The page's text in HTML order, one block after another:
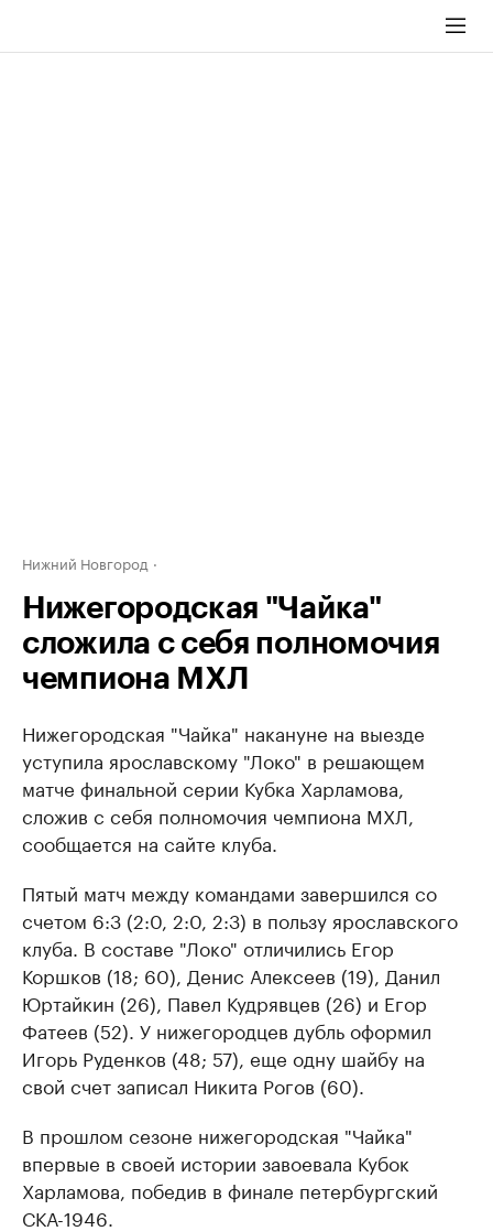
Нижний Новгород
Нижегородская "Чайка"
сложила с себя полномочия
чемпиона МХЛ
Нижегородская "Чайка" накануне на выезде
уступила ярославскому "Локо" в решающем
матче финальной серии Кубка Харламова,
сложив с себя полномочия чемпиона МХЛ,
сообщается на сайте клуба.
Пятый матч между командами завершился со
счетом 6:3 (2:0, 2:0, 2:3) в пользу ярославского
клуба. В составе "Локо" отличились Егор
Коршков (18; 60), Денис Алексеев (19), Данил
Юртайкин (26), Павел Кудрявцев (26) и Егор
Фатеев (52). У нижегородцев дубль оформил
Игорь Руденков (48; 57), еще одну шайбу на
свой счет записал Никита Рогов (60).
В прошлом сезоне нижегородская "Чайка"
впервые в своей истории завоевала Кубок
Харламова, победив в финале петербургский
СКА-1946.